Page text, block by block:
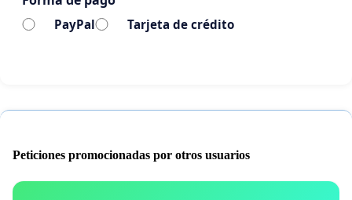
PayPal Tarjeta de crédito
Peticiones promocionadas por otros usuarios